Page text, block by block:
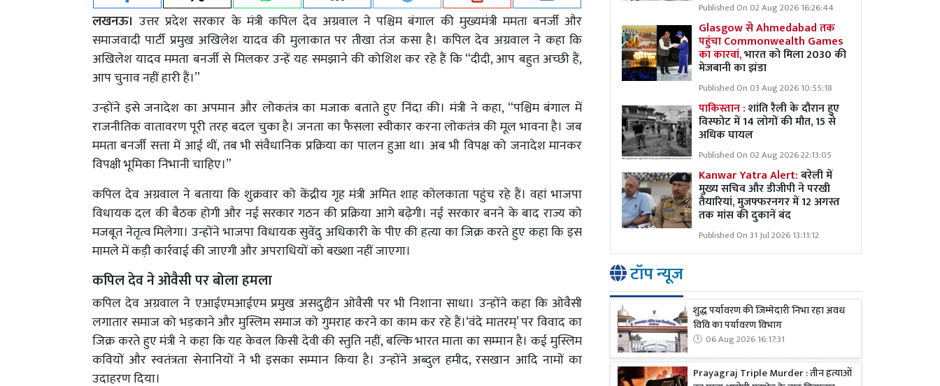
लखनऊ। उत्तर प्रदेश सरकार के मंत्री कपिल देव अग्रवाल ने पश्चिम बंगाल की मुख्यमंत्री ममता बनर्जी और
समाजवादी पार्टी प्रमुख अखिलेश यादव की मुलाकात पर तीखा तंज कसा है। कपिल देव अग्रवाल ने कहा कि
अखिलेश यादव ममता बनर्जी से मिलकर उन्हें यह समझाने की कोशिश कर रहे हैं कि “दीदी, आप बहुत अच्छी हैं,
आप चुनाव नहीं हारी हैं।”
उन्होंने इसे जनादेश का अपमान और लोकतंत्र का मजाक बताते हुए निंदा की। मंत्री ने कहा, “पश्चिम बंगाल में
राजनीतिक वातावरण पूरी तरह बदल चुका है। जनता का फैसला स्वीकार करना लोकतंत्र की मूल भावना है। जब
ममता बनर्जी सत्ता में आई थीं, तब भी संवैधानिक प्रक्रिया का पालन हुआ था। अब भी विपक्ष को जनादेश मानकर
विपक्षी भूमिका निभानी चाहिए।”
कपिल देव अग्रवाल ने बताया कि शुक्रवार को केंद्रीय गृह मंत्री अमित शाह कोलकाता पहुंच रहे हैं। वहां भाजपा
विधायक दल की बैठक होगी और नई सरकार गठन की प्रक्रिया आगे बढ़ेगी। नई सरकार बनने के बाद राज्य को
मजबूत नेतृत्व मिलेगा। उन्होंने भाजपा विधायक सुवेंदु अधिकारी के पीए की हत्या का जिक्र करते हुए कहा कि इस
मामले में कड़ी कार्रवाई की जाएगी और अपराधियों को बख्शा नहीं जाएगा।
कपिल देव ने ओवैसी पर बोला हमला
कपिल देव अग्रवाल ने एआईएमआईएम प्रमुख असदुद्दीन ओवैसी पर भी निशाना साधा। उन्होंने कहा कि ओवैसी
लगातार समाज को भड़काने और मुस्लिम समाज को गुमराह करने का काम कर रहे हैं।‘वंदे मातरम्’ पर विवाद का
जिक्र करते हुए मंत्री ने कहा कि यह केवल किसी देवी की स्तुति नहीं, बल्कि भारत माता का सम्मान है। कई मुस्लिम
कवियों और स्वतंत्रता सेनानियों ने भी इसका सम्मान किया है। उन्होंने अब्दुल हमीद, रसखान आदि नामों का
उदाहरण दिया।
Published On 02 Aug 2026 16:26:44
Glasgow से Ahmedabad तक
पहुंचा Commonwealth Games
का कारवां,भारत को मिला 2030 की
मेजबानी का झंडा
Published On 03 Aug 2026 10:55:18
पाकिस्तान :शांति रैली के दौरान हुए
विस्फोट में 14 लोगों की मौत, 15 से
अधिक घायल
Published On 02 Aug 2026 22:13:05
Kanwar Yatra Alert:बरेली में
मुख्य सचिव और डीजीपी ने परखी
तैयारियां, मुजफ्फरनगर में 12 अगस्त
तक मांस की दुकानें बंद
Published On 31 Jul 2026 13:11:12
टॉप न्यूज
शुद्ध पर्यावरण की जिम्मेदारी निभा रहा अवध
विवि का पर्यावरण विभाग
06 Aug 2026 16:17:31
Prayagraj Triple Murder : तीन हत्याओं